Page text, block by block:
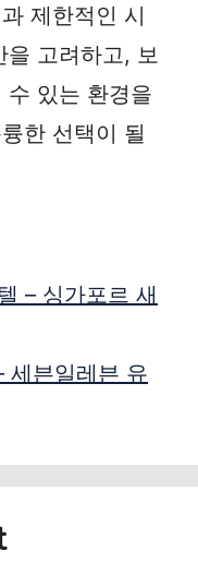
제한적인 시
고려하고, 보
수 있는 환경을
한 선택이 될
– 싱가포르 새
세븐일레븐 유